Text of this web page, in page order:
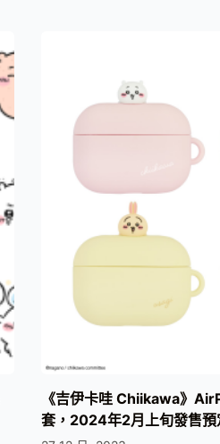
《吉伊卡哇 Chiikawa》
套，2024年2月上旬發售預